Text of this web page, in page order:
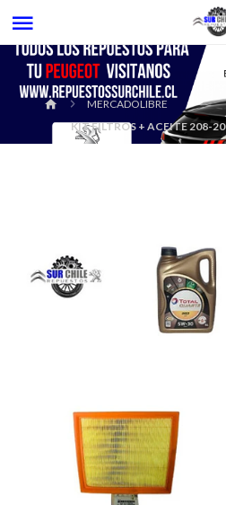
MERCADOLIBRE
KIT FILTROS + ACEITE 208-